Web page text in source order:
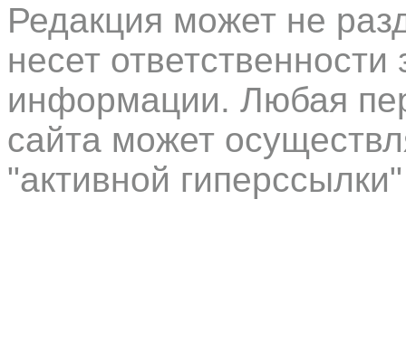
Редакция может не
несет
информации. Любая
сайта может
"активной